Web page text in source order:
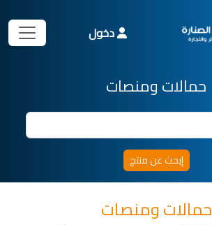
دخول
حمالات ومنصات
حمالات ومنصات